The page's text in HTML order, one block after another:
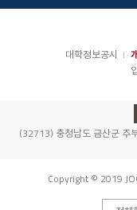
대학정보공시
(32713) 충청남도 금산군
Copyright © 2019